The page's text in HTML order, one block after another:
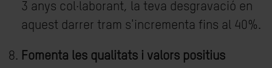
3 anys col·laborant, la teva desgravació en
aquest darrer tram s'incrementa fins al 40%.
Fomenta les qualitats i valors positius